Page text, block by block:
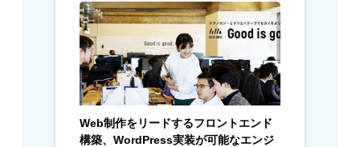
Web制作をリードするフロントエンド
構築、WordPress実装が可能なエンジ